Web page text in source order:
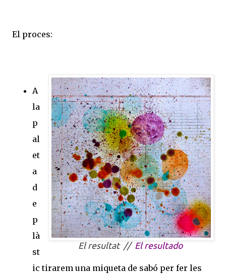
El proces:
El resultat // El resultado
A
la
p
al
et
a
d
e
p
là
st
ic tirarem una miqueta de sabó per fer les